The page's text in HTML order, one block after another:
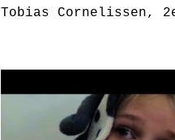
Tobias Cornelissen,